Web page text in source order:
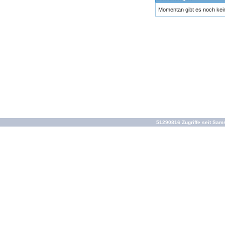
Momentan gibt es noch
51290816 Zugriffe seit